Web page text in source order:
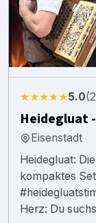
★★★★★5.0
Heidegluat
Eisenstadt
Heidegluat:
kompaktes
Herz: Du